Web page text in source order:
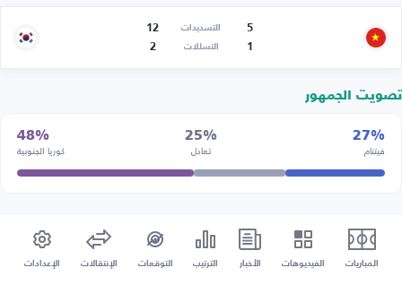
5 التسديدات
12
1
التسللات 2
تصويت الجمهور
27%
فيتنام
25%
تعادل
48%
كوريا الجنوبية
المباريات الفيديوهات الأخبار الترتيب التوقعات الإنتقالات الإعدادات